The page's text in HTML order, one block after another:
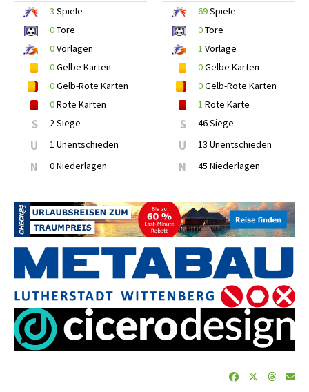
3 Spiele
0Tore
0Vorlagen
0Gelbe Karten
0Gelb-Rote Karten
0Rote Karten
S 2 Siege
U 1 Unentschieden
N 0 Niederlagen
69Spiele
0Tore
1 Vorlage
0Gelbe Karten
0Gelb-Rote Karten
1 Rote Karte
S 46 Siege
U 13 Unentschieden
N 45 Niederlagen